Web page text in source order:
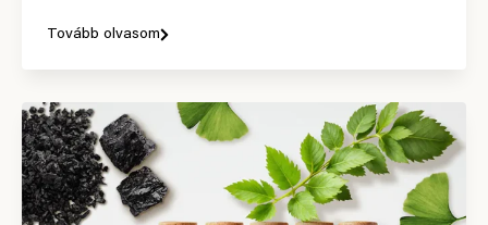
Tovább olvasom